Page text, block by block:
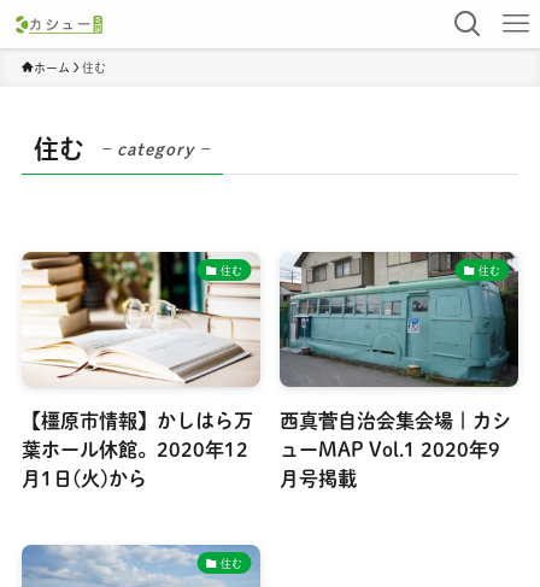
ホーム 住む
住む – category –
住む
【橿原市情報】かしはら万
葉ホール休館。2020年12
月1日(火)から
住む
西真菅自治会集会場 | カシ
ューMAP Vol.1 2020年9
月号掲載
住む